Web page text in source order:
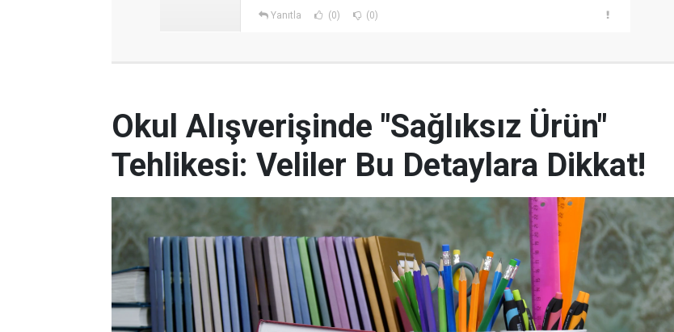
Yanıtla (0) (0)
Okul Alışverişinde "Sağlıksız Ürün"
Tehlikesi: Veliler Bu Detaylara Dikkat!